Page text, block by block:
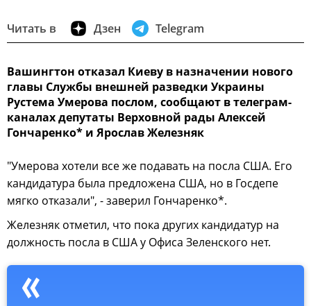
Читать в Дзен Telegram
Вашингтон отказал Киеву в назначении нового
главы Службы внешней разведки Украины
Рустема Умерова послом, сообщают в телеграм-
каналах депутаты Верховной рады Алексей
Гончаренко* и Ярослав Железняк
"Умерова хотели все же подавать на посла США. Его
кандидатура была предложена США, но в Госдепе
мягко отказали", - заверил Гончаренко*.
Железняк отметил, что пока других кандидатур на
должность посла в США у Офиса Зеленского нет.